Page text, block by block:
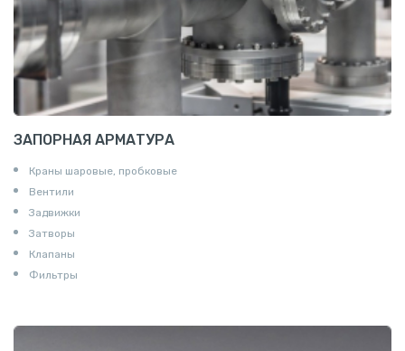
ЗАПОРНАЯ АРМАТУРА
Краны шаровые, пробковые
Вентили
Задвижки
Затворы
Клапаны
Фильтры